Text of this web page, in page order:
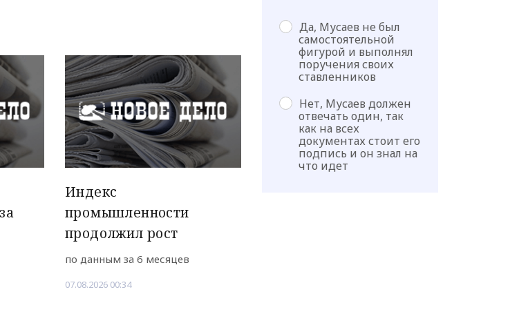
Индекс
промышленности
продолжил рост
по данным за 6 месяцев
07.08.2026 00:34
Да, Мусаев не был
самостоятельной
фигурой и выполнял
поручения своих
ставленников
Нет, Мусаев должен
отвечать один, так
как на всех
документах стоит его
подпись и он знал на
что идет